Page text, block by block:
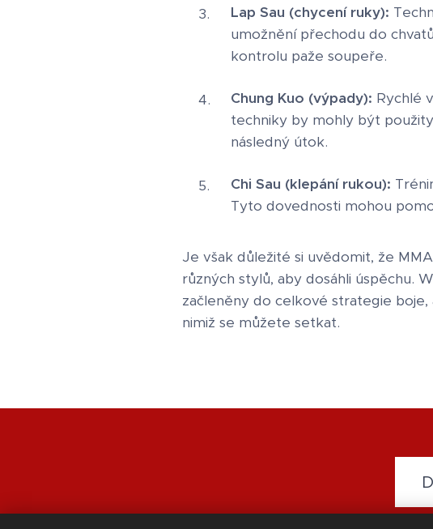
Lap Sau (chycení ruky):
umožnění přechodu do
kontrolu paže soupeře.
Chung Kuo (výpady): Rychlé
techniky by mohly být
následný útok.
Chi Sau (klepání rukou):
Tyto dovednosti mohou
Je však důležité si uvědomit, že
různých stylů, aby dosáhli úspěchu.
začleněny do celkové strategie
nimiž se můžete setkat.